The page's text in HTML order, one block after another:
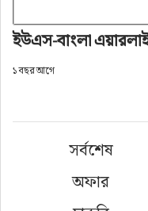
ইউএস-বাংলা
১ বছর আগে
সর্বশেষ
অফার